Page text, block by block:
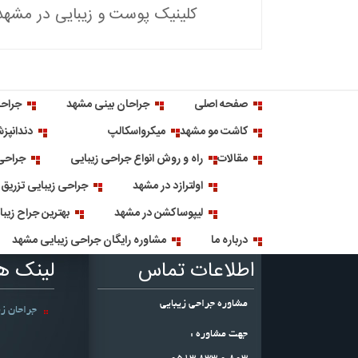
کلینیک پوست و زیبایی در
صفحه اصلی جراحان بینی مشهد
کاشت مو مشهد
میکرواسکالپ
مقالات
راه و روش انواع جراحی زیبایی
اولترازد در مشهد
جراحی زیبایی
لیپوساکشن در مشهد
بهترین جراح
درباره ما
مشاوره رایگان جراحی زیبایی مشهد
اطلاعات تماس
مشاوره جراحی زیبایی
جهت مشاوره :
لینک
جراحان